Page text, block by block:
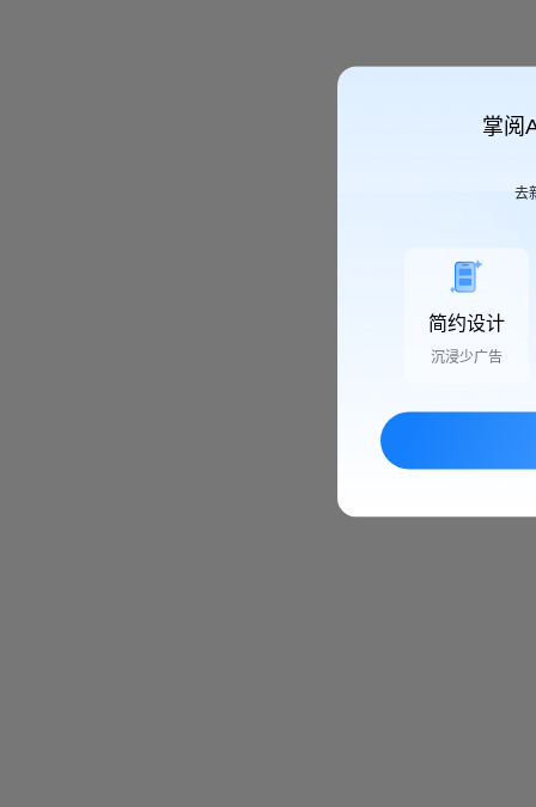
掌阅
去
简约设计
沉浸少广告